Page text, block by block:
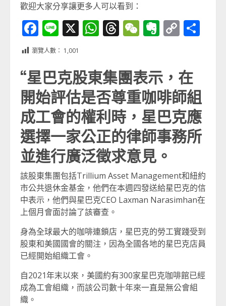
歡迎大家分享讓更多人可以看到：
Facebook
Line
X WhatsApp
Threads
WeChat
Evernote
Copy
瀏覽人數： 1,001
“星巴克股東集團表示，在
開始評估是否尊重咖啡師組
成工會的權利時，星巴克應
選擇一家公正的律師事務所
並進行廣泛徵求意見。
該股東集團包括Trillium Asset Management和紐約
市公共退休金基金，他們在本週四發送給星巴克的信
中表示，他們與星巴克CEO Laxman Narasimhan在
上個月會面討論了該審查。
身為全球最大的咖啡連鎖店，星巴克的勞工實踐受到
股東和美國國會的關注，因為全國各地的星巴克店員
已經開始組織工會。
自2021年末以來，美國約有300家星巴克咖啡館已經
成為工會組織，而該公司數十年來一直是無公會組
織。